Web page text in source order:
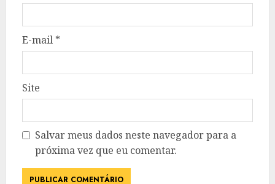
E-mail *
Site
Salvar meus dados neste navegador para a
próxima vez que eu comentar.